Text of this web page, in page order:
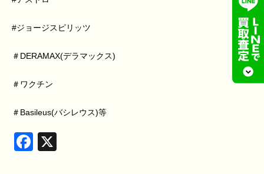
#ジョージスピリッツ
＃ DERAMAX(デラマックス)
＃ワクチン
＃ Basileus(バシレウス)等
Facebook